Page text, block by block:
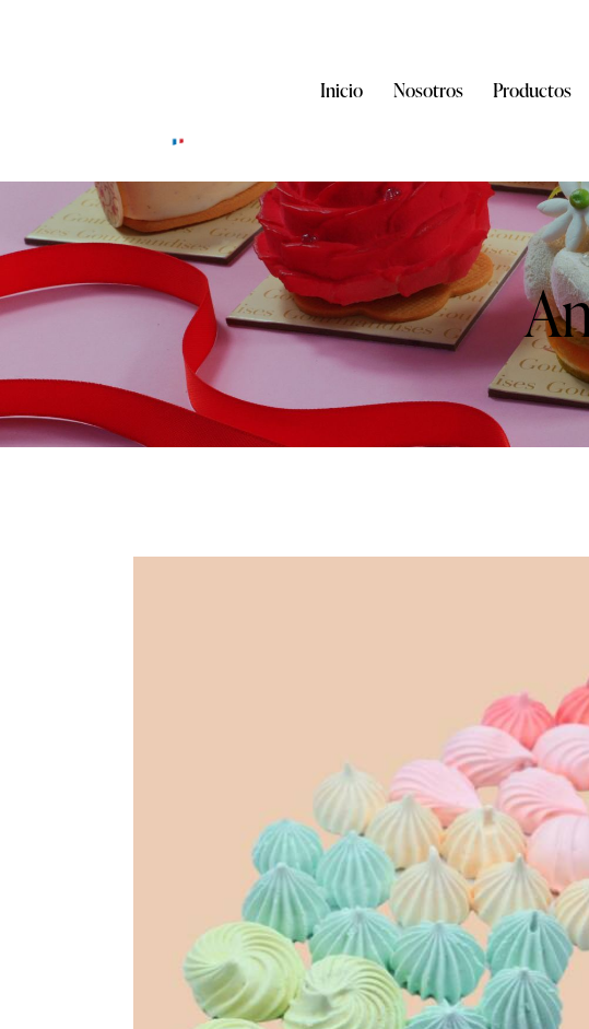
Inicio Nosotros Productos